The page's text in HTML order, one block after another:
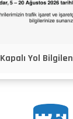
Kapalı Yol